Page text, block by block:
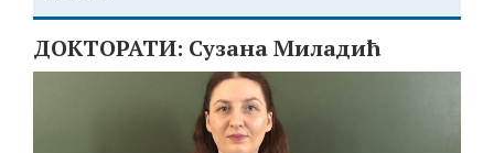
ДОКТОРАТИ: Сузана Миладић